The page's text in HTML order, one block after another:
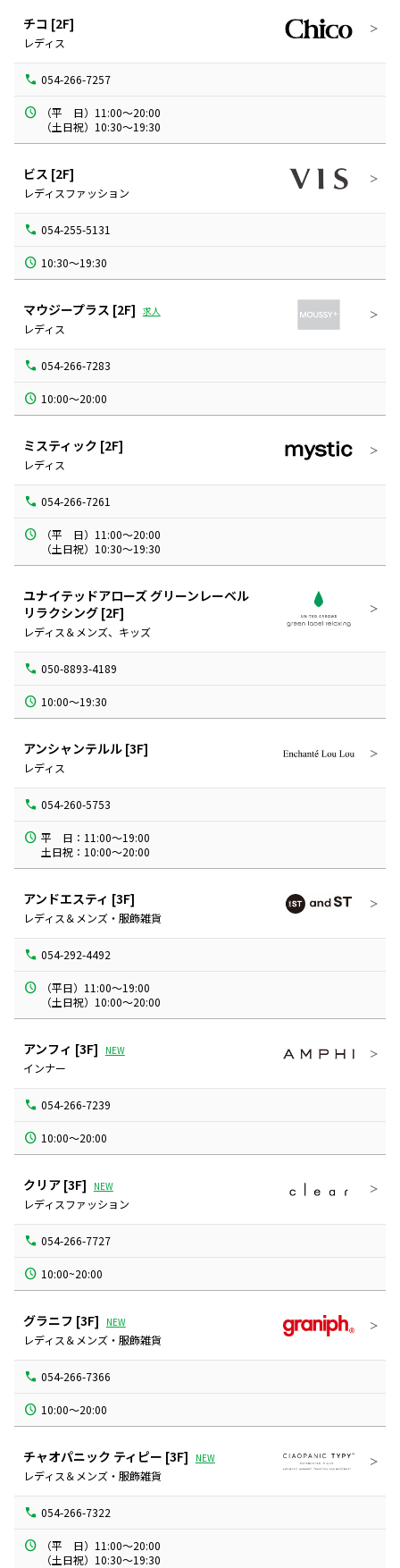
チコ [2F]
レディス
054-266-7257
（平　日）11:00～20:00
（土日祝）10:30～19:30
ビス [2F]
レディスファッション
054-255-5131
10:30～19:30
マウジープラス [2F] 求人
レディス
054-266-7283
10:00～20:00
ミスティック [2F]
レディス
054-266-7261
（平　日）11:00～20:00
（土日祝）10:30～19:30
ユナイテッドアローズ グリーンレーベル
リラクシング [2F]
レディス＆メンズ、キッズ
050-8893-4189
10:00～19:30
アンシャンテルル [3F]
レディス
054-260-5753
平　日：11:00～19:00
土日祝：10:00～20:00
アンドエスティ [3F]
レディス＆メンズ・服飾雑貨
054-292-4492
（平日）11:00～19:00
（土日祝）10:00～20:00
アンフィ [3F] NEW
インナー
054-266-7239
10:00～20:00
クリア [3F] NEW
レディスファッション
054-266-7727
10:00~20:00
グラニフ [3F] NEW
レディス＆メンズ・服飾雑貨
054-266-7366
10:00～20:00
チャオパニック ティピー [3F] NEW
レディス＆メンズ・服飾雑貨
054-266-7322
（平　日）11:00～20:00
（土日祝）10:30～19:30